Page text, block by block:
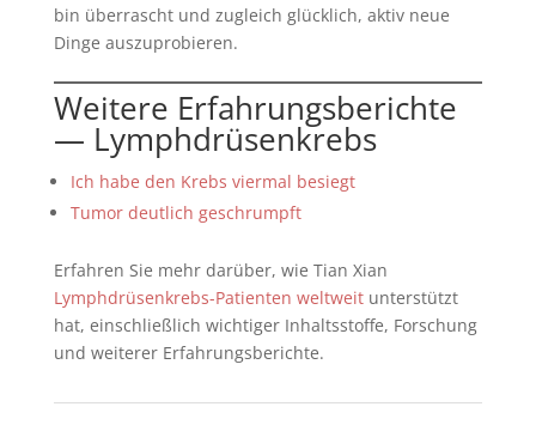
bin überrascht und zugleich glücklich, aktiv neue
Dinge auszuprobieren.
Weitere Erfahrungsberichte
— Lymphdrüsenkrebs
Ich habe den Krebs viermal besiegt
Tumor deutlich geschrumpft
Erfahren Sie mehr darüber, wie Tian Xian
Lymphdrüsenkrebs-Patienten weltweitunterstützt
hat, einschließlich wichtiger Inhaltsstoffe, Forschung
und weiterer Erfahrungsberichte.